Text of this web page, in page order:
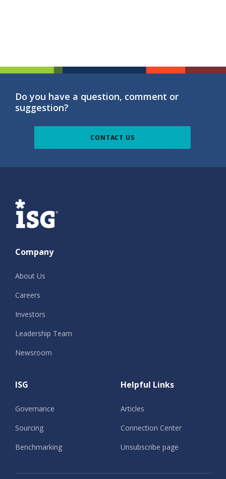
Do you have a question, comment or
suggestion?
CONTACT US
ISG
Company
About Us
Careers
Investors
Leadership Team
Newsroom
ISG
Governance
Sourcing
Benchmarking
Helpful Links
Articles
Connection Center
Unsubscribe page